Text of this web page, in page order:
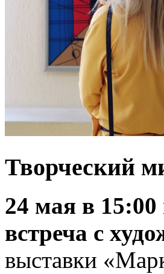
Творческий
24 мая в 15:00
встреча с
выставки